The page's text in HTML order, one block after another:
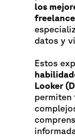
los
freelance
datos y
Estos
Looker
permiten